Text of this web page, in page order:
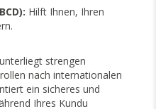
Hilft Ihnen, Ihren
strengen
nach internationalen
ein sicheres und
Ihres Kundu